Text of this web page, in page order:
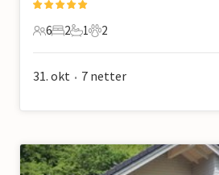
6 Gjester
6
2 Soverom
2
1 Bad
1
2 Kjæledyr
2
31. okt • 7 netter